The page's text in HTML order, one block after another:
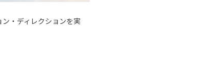
・ディレクションを実